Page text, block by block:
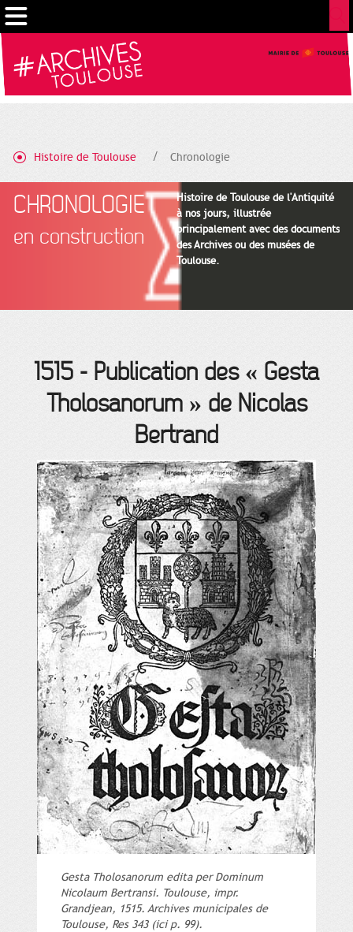
Histoire de Toulouse Chronologie
CHRONOLOGIE
en construction
Histoire de Toulouse de l'Antiquité
à nos jours, illustrée
principalement avec des documents
des Archives ou des musées de
Toulouse.
1515 - Publication des « Gesta
Tholosanorum » de Nicolas
Bertrand
Gesta Tholosanorum edita per Dominum
Nicolaum Bertransi. Toulouse, impr.
Grandjean, 1515. Archives municipales de
Toulouse, Res 343 (ici p. 99).
Cookies management panel